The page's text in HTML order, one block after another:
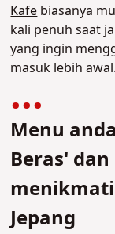
Kafe biasanya
kali penuh saat
yang ingin
masuk lebih awal.
Menu
Beras' dan
Jepang